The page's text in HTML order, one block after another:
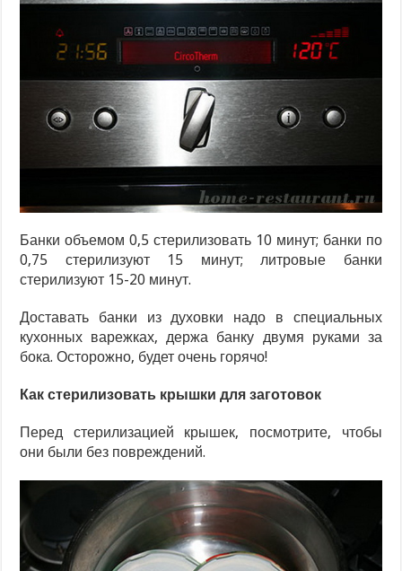
Банки объемом 0,5 стерилизовать 10 минут; банки по
0,75 стерилизуют 15 минут; литровые банки
стерилизуют 15-20 минут.
Доставать банки из духовки надо в специальных
кухонных варежках, держа банку двумя руками за
бока. Осторожно, будет очень горячо!
Как стерилизовать крышки для заготовок
Перед стерилизацией крышек, посмотрите, чтобы
они были без повреждений.